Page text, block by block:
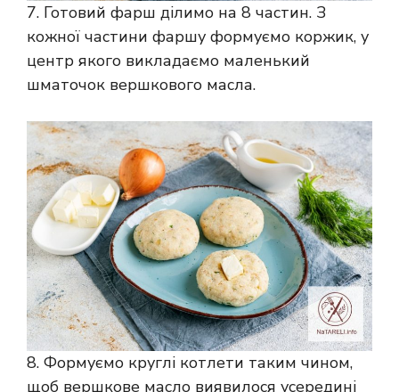
7. Готовий фарш ділимо на 8 частин. З
кожної частини фаршу формуємо коржик, у
центр якого викладаємо маленький
шматочок вершкового масла.
8. Формуємо круглі котлети таким чином,
щоб вершкове масло виявилося усередині